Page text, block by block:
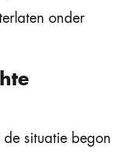
onder
situatie begon